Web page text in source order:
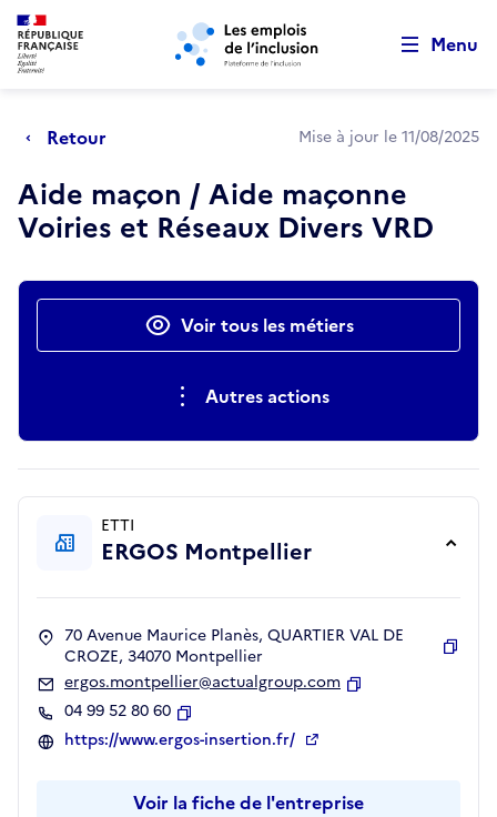
Aller au menu principal Aller au contenu principal
Menu
Retour Mise à jour le 11/08/2025
Aide maçon / Aide maçonne
Voiries et Réseaux Divers VRD
Actions rapidesVoir tous les métiers
Autres actions
ETTI
ERGOS Montpellier
70 Avenue Maurice Planès, QUARTIER VAL DE
CROZE, 34070 Montpellier
ergos.montpellier@actualgroup.com
04 99 52 80 60
Copier
https://www.ergos-insertion.fr/
Voir la fiche de l'entreprise
Retour au début de la page
Panneau de gestion des cookies